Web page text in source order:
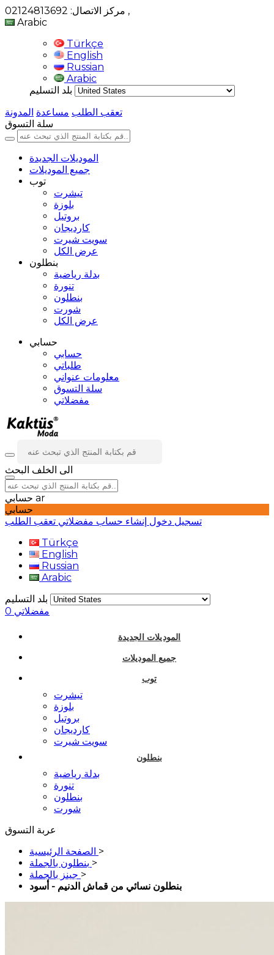
,
Arabic
Türkçe
English
Russian
Arabic
بلد التسليم
تعقب الطلب مساعدة المدونة
سلة التسوق
الموديلات الجديدة
جميع الموديلات
توب
تيشرت
بلوزة
بروتيل
كارديجان
سويت شيرت
عرض الكل
بنطلون
بدلة رياضية
تنورة
بنطلون
شورت
عرض الكل
حسابي
حسابي
طلباتي
معلومات عنواني
سلة التسوق
مفضلاتي
الى الخلف البحث
ar
حسابي
تسجيل دخول إنشاء حساب مفضلاتي تعقب الطلب
Türkçe
English
Russian
Arabic
بلد التسليم
مفضلاتي 0
الموديلات الجديدة
جميع الموديلات
توب
تيشرت
بلوزة
بروتيل
كارديجان
سويت شيرت
بنطلون
بدلة رياضية
تنورة
بنطلون
شورت
عربة التسوق
الصفحة الرئيسية >
بنطلون بالجملة >
جينز بالجملة >
بنطلون نسائي من قماش الدنيم - أسود